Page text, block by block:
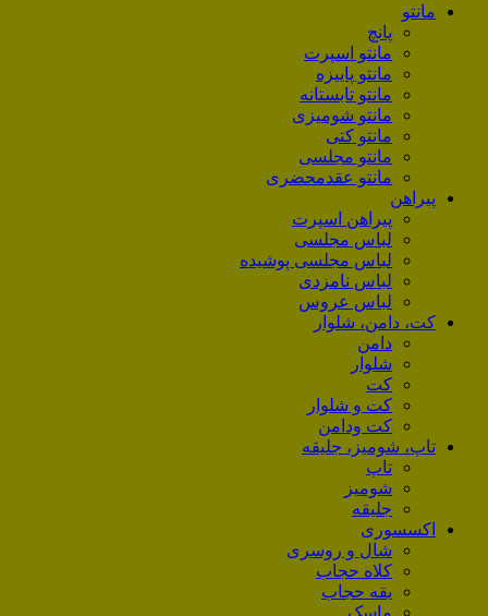
مانتو
پانچ
مانتو اسپرت
مانتو پاییزه
مانتو تابستانه
مانتو شومیزی
مانتو کتی
مانتو مجلسی
مانتو عقد‌محضری
پیراهن
پیراهن اسپرت
لباس مجلسی
لباس مجلسی پوشیده
لباس نامزدی
لباس عروس
کت، دامن، شلوار
دامن
شلوار
کت
کت و شلوار
کت ودامن
تاپ، شومیز، جلیقه
تاپ
شومیز
جلیقه
اکسسوری
شال و روسری
کلاه حجاب
یقه حجاب
ماسک